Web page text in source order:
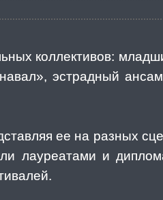
коллективов:
эстрадный
ее на разных
лауреатами и